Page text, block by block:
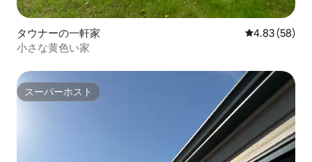
タウナーの一軒家 レビュー58
4.83 (58)
小さな黄色い家
スーパーホスト
スーパーホスト